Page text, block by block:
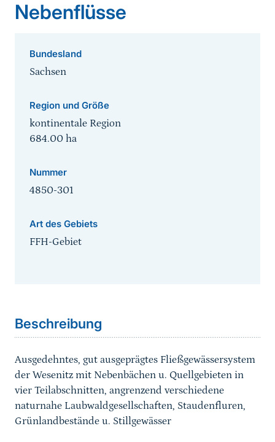
Nebenflüsse
Bundesland
Sachsen
Region und Größe
kontinentale Region
684.00 ha
Nummer
4850-301
Art des Gebiets
FFH-Gebiet
Beschreibung
Ausgedehntes, gut ausgeprägtes Fließgewässersystem
der Wesenitz mit Nebenbächen u. Quellgebieten in
vier Teilabschnitten, angrenzend verschiedene
naturnahe Laubwaldgesellschaften, Staudenfluren,
Grünlandbestände u. Stillgewässer